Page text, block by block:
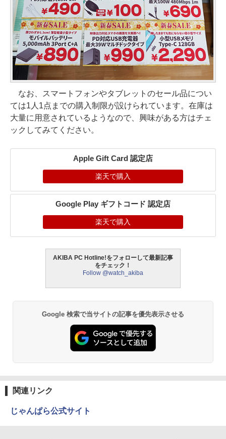
なお、スマートフォンやタブレットのセール品につい
ては1人1点までの購入制限が設けられています。在庫は
大量に用意されているようなので、興味がある方はチェ
ックしてみてください。
Apple Gift Card 認定店
楽天で購入
Google Play ギフトコード 認定店
楽天で購入
AKIBA PC Hotline!をフォローして最新記事
をチェック！
Follow @watch_akiba
Google 検索で当サイトの記事を優先表示させる
関連リンク
じゃんぱら公式サイト